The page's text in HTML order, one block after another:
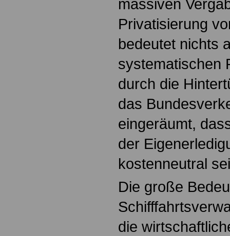
massiven
Privatisierung
bedeutet nichts
systematischen
durch die
das
eingeräumt,
der
kostenneutral
Die große
die